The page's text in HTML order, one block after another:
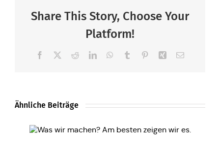
Share This Story, Choose Your
Platform!
Facebook RedditLinkedInWhatsApp
Tumblr PinterestXing E-
Ähnliche Beiträge